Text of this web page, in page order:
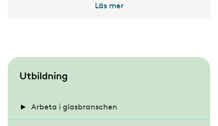
Läs mer
m
Utbildning
Arbeta i glasbranschen